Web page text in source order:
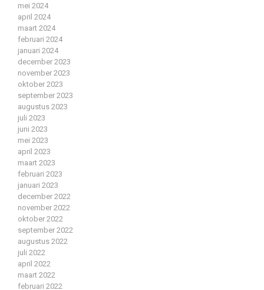
mei 2024
april 2024
maart 2024
februari 2024
januari 2024
december 2023
november 2023
oktober 2023
september 2023
augustus 2023
juli 2023
juni 2023
mei 2023
april 2023
maart 2023
februari 2023
januari 2023
december 2022
november 2022
oktober 2022
september 2022
augustus 2022
juli 2022
april 2022
maart 2022
februari 2022